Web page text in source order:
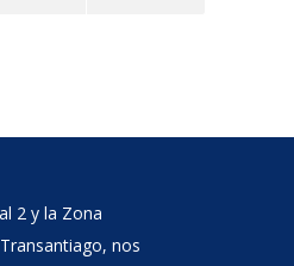
2 y la Zona
nos